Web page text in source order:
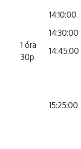
14:10:00
14:30:00
1 óra
30p
14:45:00
15:25:00